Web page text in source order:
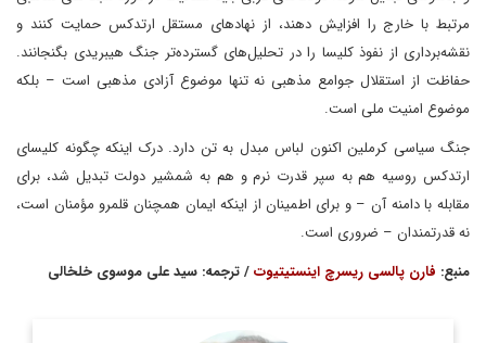
مرتبط با خارج را افزایش دهند، از نهادهای مستقل ارتدکس حمایت کنند و
نقشه‌برداری از نفوذ کلیسا را در تحلیل‌های گسترده‌تر جنگ هیبریدی بگنجانند.
حفاظت از استقلال جوامع مذهبی نه تنها موضوع آزادی مذهبی است – بلکه
موضوع امنیت ملی است.
جنگ سیاسی کرملین اکنون لباس مبدل به تن دارد. درک اینکه چگونه کلیسای
ارتدکس روسیه هم به سپر قدرت نرم و هم به شمشیر دولت تبدیل شد، برای
مقابله با دامنه آن – و برای اطمینان از اینکه ایمان همچنان قلمرو مؤمنان است،
نه قدرتمندان – ضروری است.
منبع: فارن پالسی ریسرچ اینستیتیوت/ ترجمه: سید علی موسوی خلخالی